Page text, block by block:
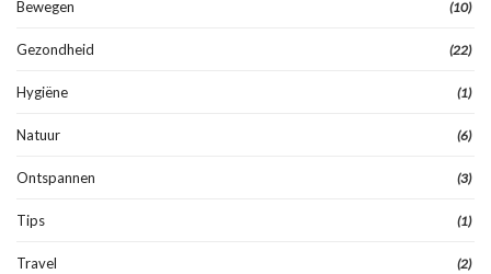
Bewegen (10)
Gezondheid (22)
Hygiëne (1)
Natuur (6)
Ontspannen (3)
Tips (1)
Travel (2)